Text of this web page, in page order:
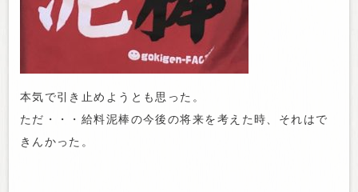
本気で引き止めようとも思った。
ただ・・・給料泥棒の今後の将来を考えた時、それはで
きんかった。